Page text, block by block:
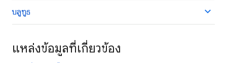
บลูทูธ
แหล่งข้อมูลที่เกี่ยวข้อง